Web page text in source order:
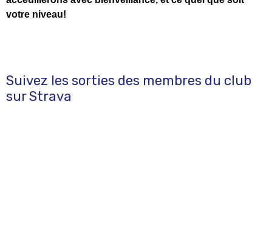
votre niveau!
Suivez les sorties des membres du club
sur Strava